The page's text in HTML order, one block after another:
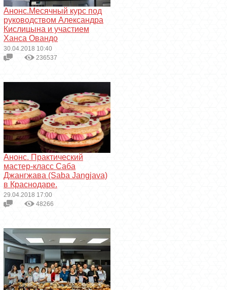
Анонс.Месячный курс под
руководством Александра
Кислицына и участием
Ханса Овандо
30.04.2018 10:40
236537
Анонс. Практический
мастер-класс Саба
Джангжава (Saba Jangjava)
в Краснодаре.
29.04.2018 17:00
48266